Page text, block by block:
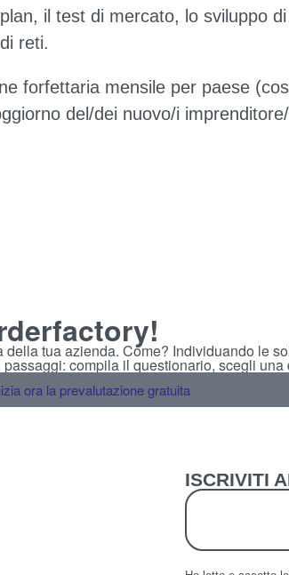
il test di mercato, lo sviluppo
reti.
forfettaria mensile per paese
del/dei nuovo/i
tua azienda. Come? Individuando le
compila il questionario, scegli
ora la prevalutazione gratuita
ISCRIVITI